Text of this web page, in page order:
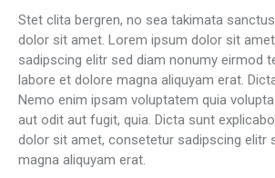
Stet clita bergren, no sea takimata
dolor sit amet. Lorem ipsum dolor sit
sadipscing elitr sed diam nonumy eirmod
labore et dolore magna aliquyam erat.
Nemo enim ipsam voluptatem quia
aut odit aut fugit, quia. Dicta sunt
dolor sit amet, consetetur sadipscing elitr
magna aliquyam erat.